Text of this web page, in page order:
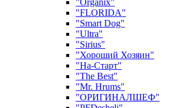
"Organix"
"FLORIDA"
"Smart Dog"
"Ultra"
"Sirius"
"Хороший Хозяин"
"На-Старт"
"The Best"
"Mr. Hrums"
"ОРИГИНАЛШЕФ"